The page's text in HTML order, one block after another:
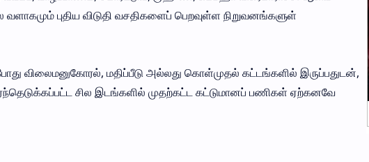
புதிய விடுதி வசதிகளைப் பெறவுள்ள நிறுவனங்களுள்
விலைமனுகோரல், மதிப்பீடு அல்லது கொள்முதல் கட்டங்களில் இருப்பதுடன்,
சில இடங்களில் முதற்கட்ட கட்டுமானப் பணிகள் ஏற்கனவே